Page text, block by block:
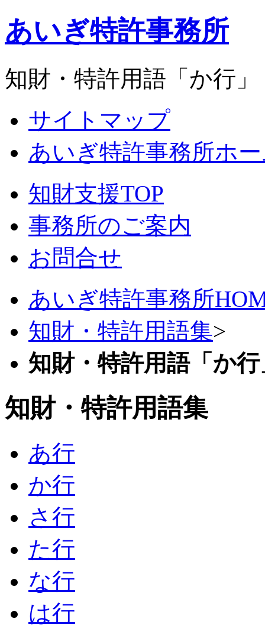
あいぎ特許事務所
知財・特許用語「か行」
サイトマップ
あいぎ特許事務所ホ
知財支援TOP
事務所のご案内
お問合せ
あいぎ特許事務所
知財・特許用語集>
知財・特許用語「か行
知財・特許用語集
あ行
か行
さ行
た行
な行
は行